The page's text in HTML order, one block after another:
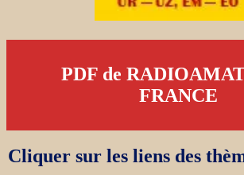
PDF de
FRANCE
Cliquer sur les liens des